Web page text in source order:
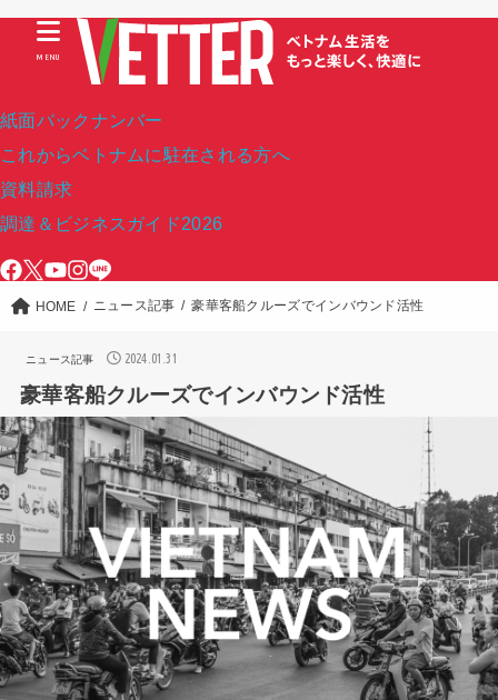
紙面バックナンバー
これからベトナムに駐在される方へ
資料請求
調達＆ビジネスガイド2026
MENU
HOME ニュース記事 豪華客船クルーズでインバウンド活性
ニュース記事 2024.01.31
豪華客船クルーズでインバウンド活性